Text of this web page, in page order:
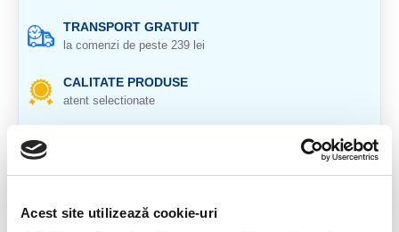
Acest site utilizează cookie-uri
TRANSPORT GRATUIT
la comenzi de peste 239 lei
CALITATE PRODUSE
atent selectionate
pentru toate produsele